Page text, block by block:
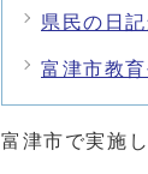
県民の日
富津市教
富津市で実施